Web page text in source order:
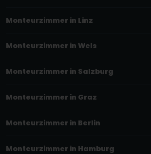
Monteurzimmer in Linz
Monteurzimmer in Wels
Monteurzimmer in Salzburg
Monteurzimmer in Graz
Monteurzimmer in Berlin
Monteurzimmer in Hamburg